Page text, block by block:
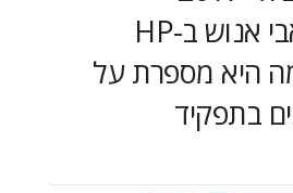
לסמנכ"לית משאבי אנוש ב-HP
על